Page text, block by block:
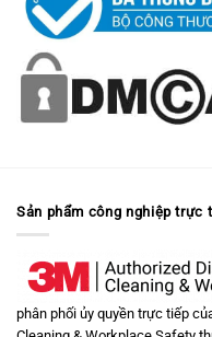
Sản phẩm công nghiệp trực
phân phối ủy quyền trực tiếp